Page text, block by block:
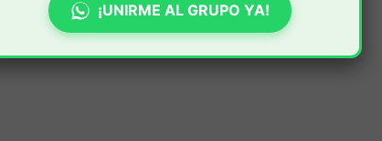
¡UNIRME AL GRUPO YA!